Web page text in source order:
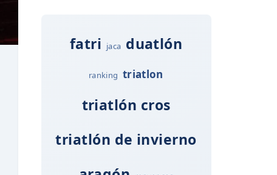
fatri jaca duatlón
ranking triatlon
triatlón cros
triatlón de invierno